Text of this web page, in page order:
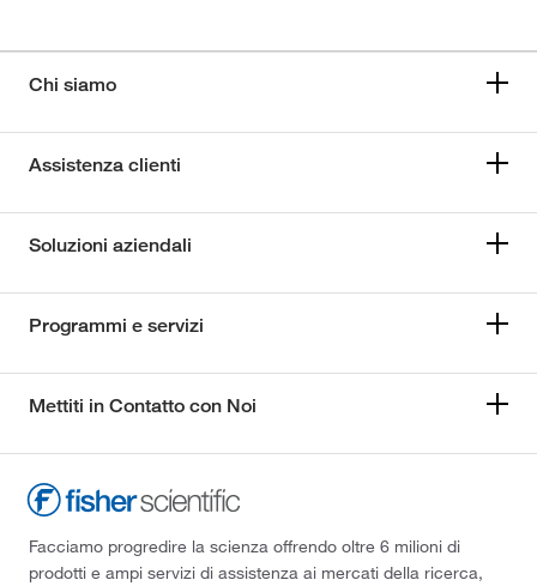
Chi siamo
Assistenza clienti
Soluzioni aziendali
Programmi e servizi
Mettiti in Contatto con Noi
Facciamo progredire la scienza offrendo oltre 6 milioni di
prodotti e ampi servizi di assistenza ai mercati della ricerca,